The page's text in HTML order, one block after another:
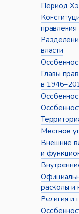
Период
правления
власти
Главы
в
Местное
Внешние
и
расколы и
Религия и